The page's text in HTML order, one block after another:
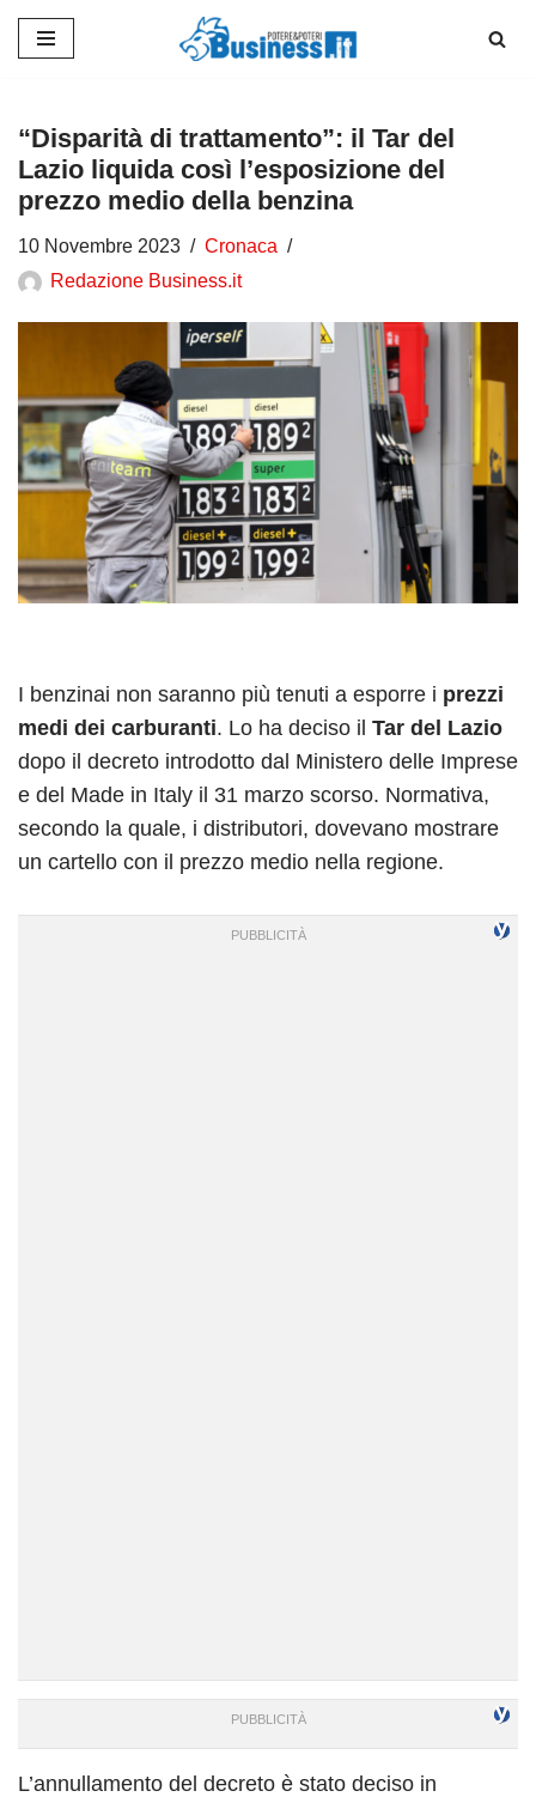
contenuto
“Disparità di trattamento”: il Tar del
Lazio liquida così l’esposizione del
prezzo medio della benzina
10 Novembre 2023
Cronaca
Redazione Business.it
I benzinai non saranno più tenuti a esporre i prezzi
medi dei carburanti. Lo ha deciso il Tar del Lazio
dopo il decreto introdotto dal Ministero delle Imprese
e del Made in Italy il 31 marzo scorso. Normativa,
secondo la quale, i distributori, dovevano mostrare
un cartello con il prezzo medio nella regione.
L’annullamento del decreto è stato deciso in